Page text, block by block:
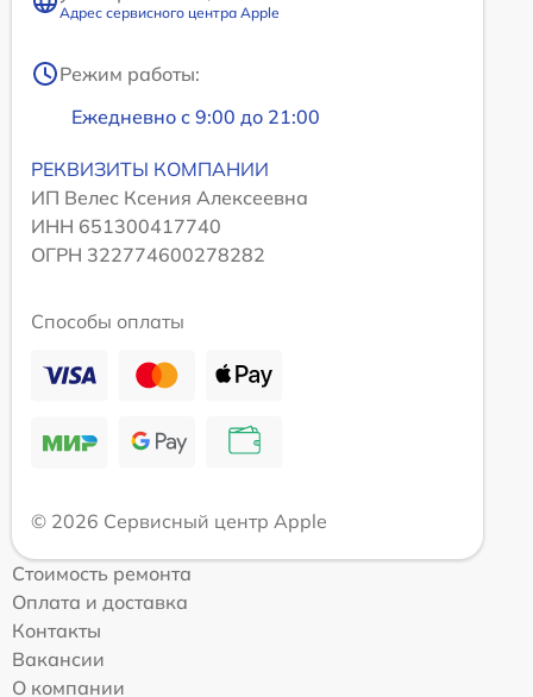
Адрес сервисного центра Apple
Режим работы:
Ежедневно с 9:00 до 21:00
РЕКВИЗИТЫ КОМПАНИИ
ИП Велес Ксения Алексеевна
ИНН 651300417740
ОГРН 322774600278282
Способы оплаты
© 2026 Сервисный центр Apple
Стоимость ремонта
Оплата и доставка
Контакты
Вакансии
О компании